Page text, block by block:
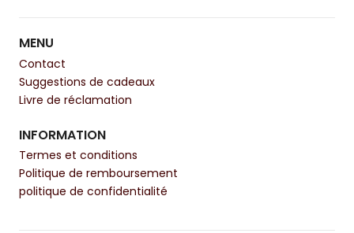
MENU
Contact
Suggestions de cadeaux
Livre de réclamation
INFORMATION
Termes et conditions
Politique de remboursement
politique de confidentialité